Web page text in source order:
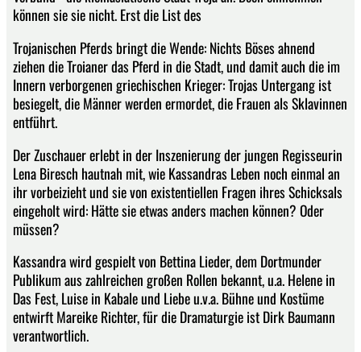
können sie sie nicht. Erst die List des
Trojanischen Pferds bringt die Wende: Nichts Böses ahnend
ziehen die Troianer das Pferd in die Stadt, und damit auch die im
Innern verborgenen griechischen Krieger: Trojas Untergang ist
besiegelt, die Männer werden ermordet, die Frauen als Sklavinnen
entführt.
Der Zuschauer erlebt in der Inszenierung der jungen Regisseurin
Lena Biresch hautnah mit, wie Kassandras Leben noch einmal an
ihr vorbeizieht und sie von existentiellen Fragen ihres Schicksals
eingeholt wird: Hätte sie etwas anders machen können? Oder
müssen?
Kassandra wird gespielt von Bettina Lieder, dem Dortmunder
Publikum aus zahlreichen großen Rollen bekannt, u.a. Helene in
Das Fest, Luise in Kabale und Liebe u.v.a. Bühne und Kostüme
entwirft Mareike Richter, für die Dramaturgie ist Dirk Baumann
verantwortlich.